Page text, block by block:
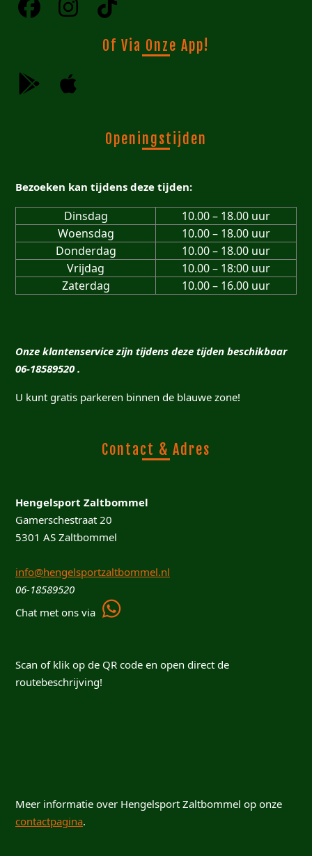
Of Via Onze App!
Openingstijden
Bezoeken kan tijdens deze tijden:
Dinsdag
10.00 – 18.00 uur
Woensdag
10.00 – 18.00 uur
Donderdag
10.00 – 18.00 uur
Vrijdag
10.00 – 18:00 uur
Zaterdag
10.00 – 16.00 uur
Onze klantenservice zijn tijdens deze tijden beschikbaar
06-18589520 .
U kunt gratis parkeren binnen de blauwe zone!
Contact & Adres
Hengelsport Zaltbommel
Gamerschestraat 20
5301 AS Zaltbommel
info@hengelsportzaltbommel.nl
06-18589520
Chat met ons via
Scan of klik op de QR code en open direct de
routebeschrijving!
Meer informatie over Hengelsport Zaltbommel op onze
contactpagina.